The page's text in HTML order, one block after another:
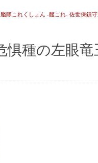
隊これくしょん -艦これ- 佐世保鎮
種の左眼竜